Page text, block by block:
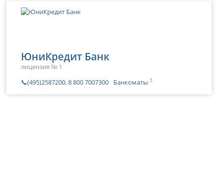
ЮниКредит Банк
лицензия № 1
📞(495)2587200, 8 800 7007300
Банкоматы 3